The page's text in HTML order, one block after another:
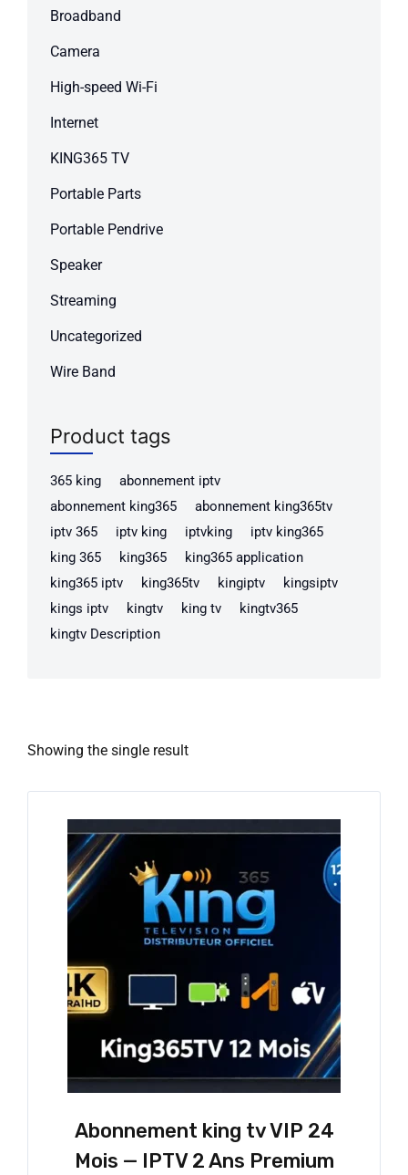
Broadband
Camera
High-speed Wi-Fi
Internet
KING365 TV
Portable Parts
Portable Pendrive
Speaker
Streaming
Uncategorized
Wire Band
Product tags
365 king
abonnement iptv
abonnement king365
abonnement king365tv
iptv 365
iptv king iptvking
iptv king365
king 365
king365
king365 application
king365 iptv
king365tv kingiptv
kingsiptv
kings iptv
kingtv king tv
kingtv365
kingtv Description
Showing the single result
Abonnement king tv VIP 24
Mois — IPTV 2 Ans Premium